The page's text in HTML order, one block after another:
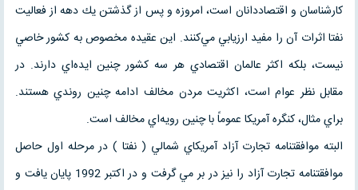
كارشناسان و اقتصاددانان است، امروزه و پس از گذشتن يك دهه از فعاليت
نفتا اثرات آن را مفيد ارزيابي مي‌كنند. اين عقيده مخصوص به كشور خاصي
نيست، بلكه اكثر عالمان اقتصادي هر سه كشور چنين ايده‌اي دارند. در
مقابل نظر عوام است، اكثريت مردن مخالف ادامه چنين روندي هستند.
براي مثال، كنگره آمريكا عموماً با چنين رويه‌اي مخالف است.
البته موافقتنامه تجارت آزاد آمريکاي شمالي ( نفتا ) در مرحله اول حاصل
موافقتنامه تجارت آزاد را نيز در بر مي گرفت و در اکتبر 1992 پايان يافت و